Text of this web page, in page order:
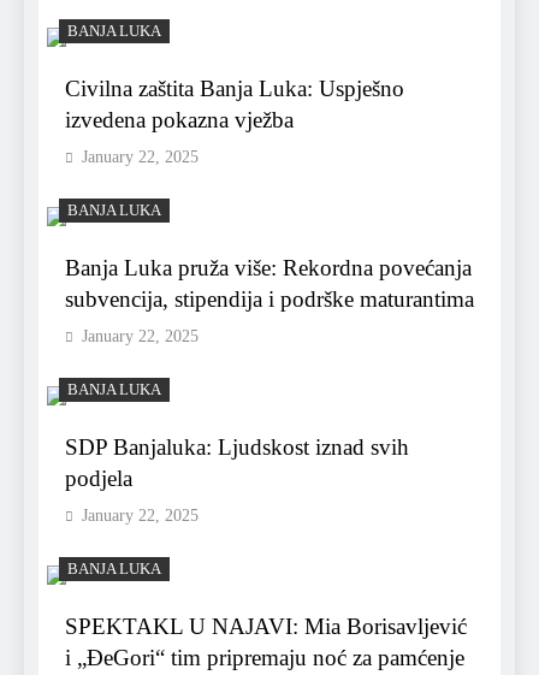
BANJA LUKA
Civilna zaštita Banja Luka: Uspješno
izvedena pokazna vježba
January 22, 2025
BANJA LUKA
Banja Luka pruža više: Rekordna povećanja
subvencija, stipendija i podrške maturantima
January 22, 2025
BANJA LUKA
SDP Banjaluka: Ljudskost iznad svih
podjela
January 22, 2025
BANJA LUKA
SPEKTAKL U NAJAVI: Mia Borisavljević
i „ĐeGori“ tim pripremaju noć za pamćenje